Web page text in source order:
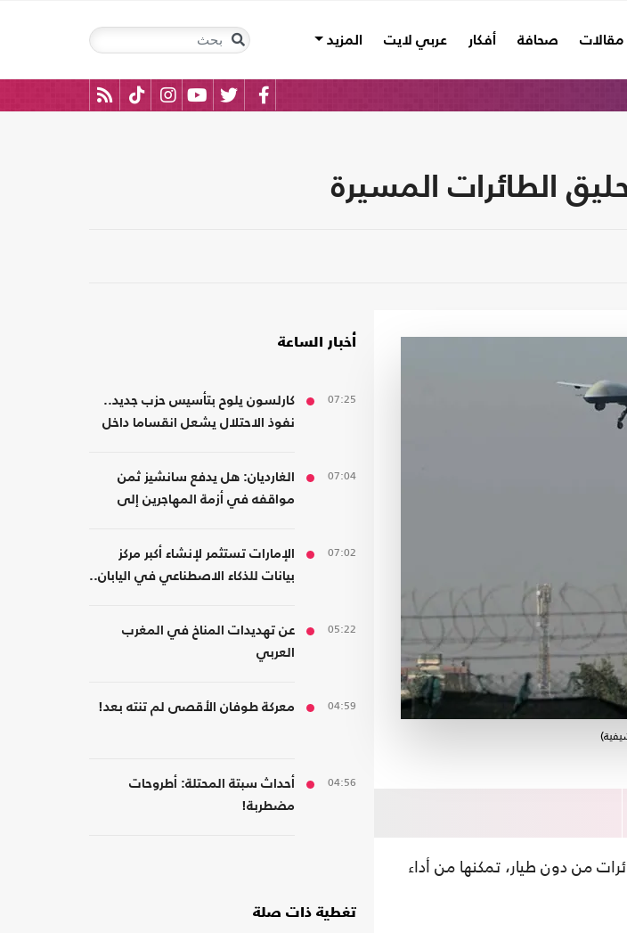
مقالات صحافة أفكار عربي لايت المزيد
الطائرات المسيرة
من دون طيار، تمكنها من أداء
أخبار الساعة
07:25
كارلسون يلوح بتأسيس حزب جديد..
نفوذ الاحتلال يشعل انقساما داخل
07:04
الغارديان: هل يدفع سانشيز ثمن
مواقفه في أزمة المهاجرين إلى
07:02
الإمارات تستثمر لإنشاء أكبر مركز
بيانات للذكاء الاصطناعي في اليابان..
05:22
عن تهديدات المناخ في المغرب
العربي
04:59 معركة طوفان الأقصى لم تنته بعد!
04:56
أحداث سبتة المحتلة: أطروحات
مضطربة!
تغطية ذات صلة